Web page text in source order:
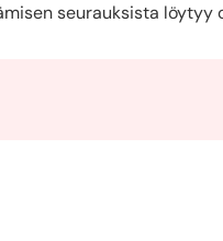
seurauksista löytyy